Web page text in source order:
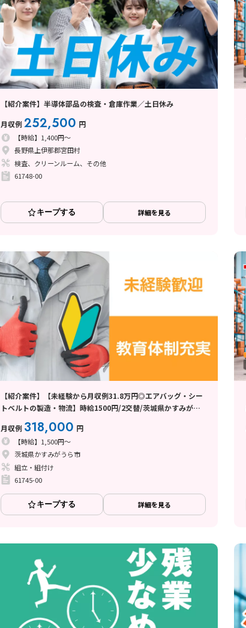
【紹介案件】半導体部品の検査・倉庫作業／土日休み
月収例252,500 円
【時給】1,400円～
長野県上伊那郡宮田村
検査、クリーンルーム、その他
61748-00
キープする 詳細を見る
【紹介案件】【未経験から月収例31.8万円◎エアバッグ・シー
トベルトの製造・物流】時給1500円/2交替/茨城県かすみがう
月収例 318,000 円
【時給】1,500円～
茨城県かすみがうら市
組立・組付け
61745-00
キープする 詳細を見る